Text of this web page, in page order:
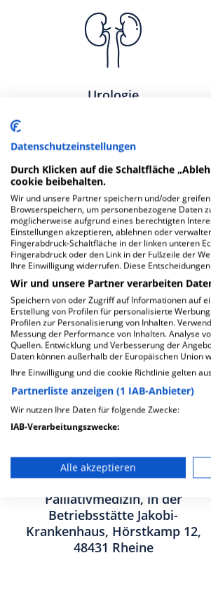
Urologie
Nuklearmedizin
Medizinische Klinik IV -
Palliativmedizin, in der
Betriebsstätte Jakobi-
Krankenhaus, Hörstkamp 12,
48431 Rheine
Datenschutzeinstellungen
Durch Klicken auf die Schaltfläche
cookie beibehalten.
Wir und unsere Partner speichern und/oder
Browserspeichern, um personenbezogene Daten
möglicherweise aufgrund eines berechtigten
Einstellungen akzeptieren, ablehnen oder
Fingerabdruck-Schaltfläche in der linken unteren
Fingerabdruck oder den Link in der Fußzeile der
Ihre Einwilligung widerrufen. Diese
Wir und unsere Partner verarbeiten
Speichern von oder Zugriff auf Informationen auf
Erstellung von Profilen für personalisierte
Profilen zur Personalisierung von Inhalten.
Messung der Performance von Inhalten. Analyse
Quellen. Entwicklung und Verbesserung der
Daten können außerhalb der Europäischen Union
Ihre Einwilligung und die cookie Richtlinie gelten
Partnerliste anzeigen (1 IAB-Anbieter)
Wir nutzen Ihre Daten für folgende Zwecke:
IAB-Verarbeitungszwecke:
Verwendung reduzierter Daten zur
Erstellung von Profilen für
Verwendung von Profilen zur
Verwendung von Profilen zur
Alle akzeptieren